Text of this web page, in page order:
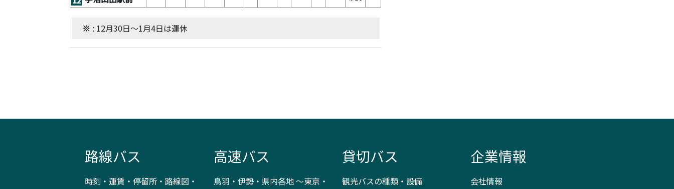
※ : 12月30日～1月4日は運休
路線バス
時刻・運賃・停留所・路線図・
高速バス
鳥羽・伊勢・県内各地 ～東京・
貸切バス
観光バスの種類・設備
企業情報
会社情報